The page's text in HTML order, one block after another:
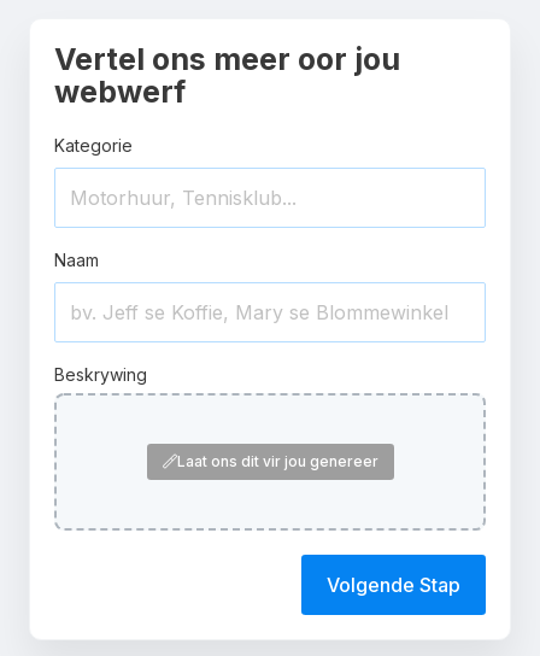
Vertel ons meer oor jou
webwerf
Kategorie
Naam
Beskrywing
Laat ons dit vir jou genereer
Volgende Stap